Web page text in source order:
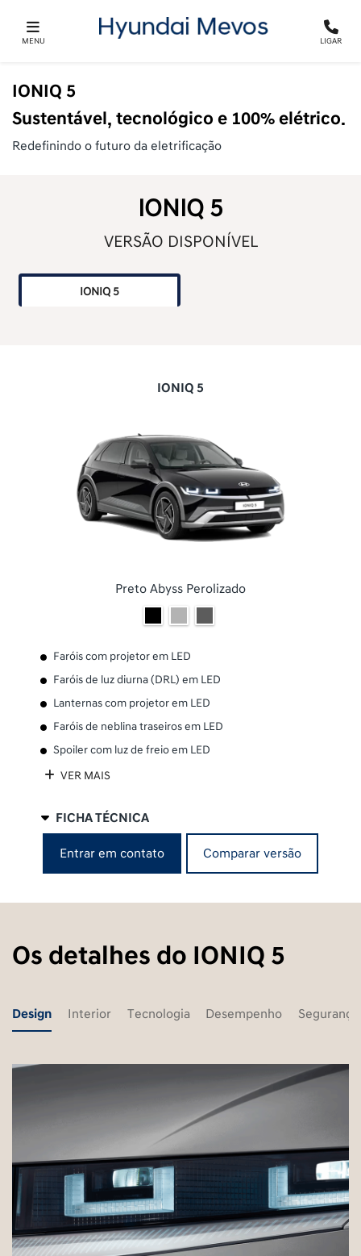
MENU LIGAR
IONIQ 5
Sustentável, tecnológico e 100% elétrico.
Redefinindo o futuro da eletrificação
IONIQ 5
VERSÃO DISPONÍVEL
IONIQ 5
IONIQ 5
Preto Abyss Perolizado
Faróis com projetor em LED
Faróis de luz diurna (DRL) em LED
Lanternas com projetor em LED
Faróis de neblina traseiros em LED
Spoiler com luz de freio em LED
VER MAIS
FICHA TÉCNICA
Entrar em contato Comparar versão
Os detalhes do IONIQ 5
Design Interior Tecnologia Desempenho Segurança